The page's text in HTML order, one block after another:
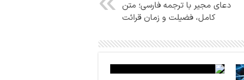
دعای مجیر با ترجمه فارسی؛ متن
کامل، فضیلت و زمان قرائت